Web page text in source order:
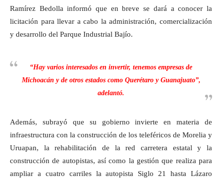
Ramírez Bedolla informó que en breve se dará a conocer la
licitación para llevar a cabo la administración, comercialización
y desarrollo del Parque Industrial Bajío.
“Hay varios interesados en invertir, tenemos empresas de
Michoacán y de otros estados como Querétaro y Guanajuato”,
adelantó.
Además, subrayó que su gobierno invierte en materia de
infraestructura con la construcción de los teleféricos de Morelia y
Uruapan, la rehabilitación de la red carretera estatal y la
construcción de autopistas, así como la gestión que realiza para
ampliar a cuatro carriles la autopista Siglo 21 hasta Lázaro